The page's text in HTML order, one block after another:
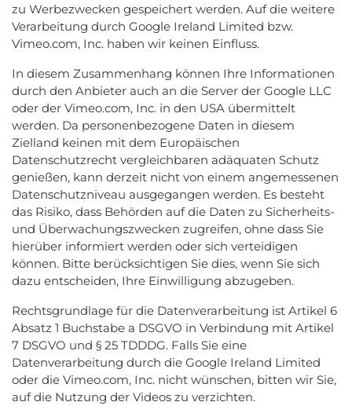
zu Werbezwecken gespeichert werden. Auf die weitere
Verarbeitung durch Google Ireland Limited bzw.
Vimeo.com, Inc. haben wir keinen Einfluss.
In diesem Zusammenhang können Ihre Informationen
durch den Anbieter auch an die Server der Google LLC
oder der Vimeo.com, Inc. in den USA übermittelt
werden. Da personenbezogene Daten in diesem
Zielland keinen mit dem Europäischen
Datenschutzrecht vergleichbaren adäquaten Schutz
genießen, kann derzeit nicht von einem angemessenen
Datenschutzniveau ausgegangen werden. Es besteht
das Risiko, dass Behörden auf die Daten zu Sicherheits-
und Überwachungszwecken zugreifen, ohne dass Sie
hierüber informiert werden oder sich verteidigen
können. Bitte berücksichtigen Sie dies, wenn Sie sich
dazu entscheiden, Ihre Einwilligung abzugeben.
Rechtsgrundlage für die Datenverarbeitung ist Artikel 6
Absatz 1 Buchstabe a DSGVO in Verbindung mit Artikel
7 DSGVO und § 25 TDDDG. Falls Sie eine
Datenverarbeitung durch die Google Ireland Limited
oder die Vimeo.com, Inc. nicht wünschen, bitten wir Sie,
auf die Nutzung der Videos zu verzichten.